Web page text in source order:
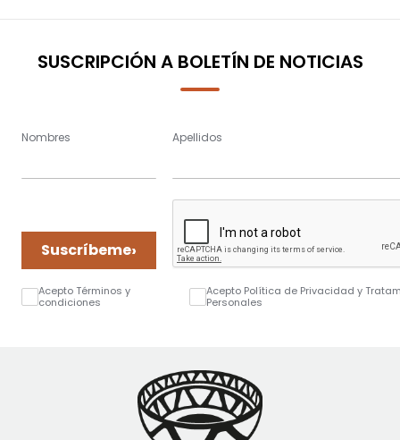
SUSCRIPCIÓN A BOLETÍN DE NOTICIAS
Nombres Apellidos
Suscríbeme›
Acepto Términos y
condiciones
Acepto Política de Privacidad y
Personales